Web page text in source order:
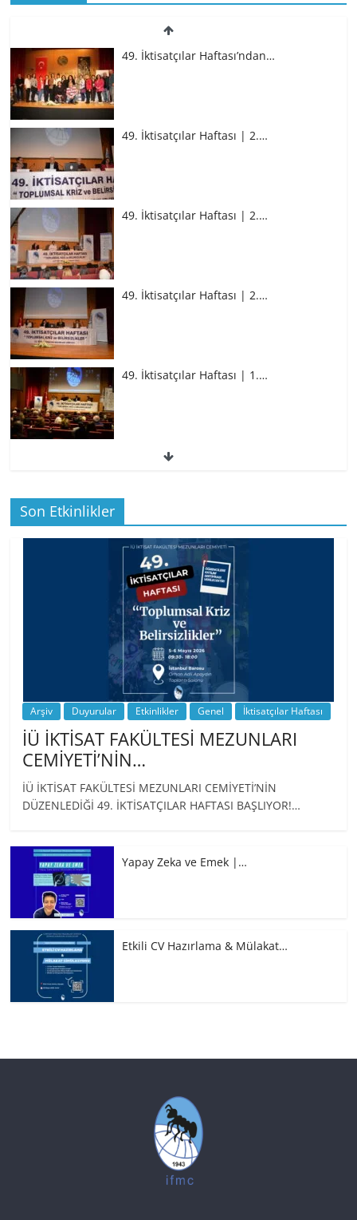
49. İktisatçılar Haftası’ndan…
49. İktisatçılar Haftası | 2.…
49. İktisatçılar Haftası | 2.…
49. İktisatçılar Haftası | 2.…
49. İktisatçılar Haftası | 1.…
49. İktisatçılar Haftası | 1.…
BİZ İKTİSATLILAR: İÇİMİZDEN BİRİ PROF.
…
Son Etkinlikler
Arşiv Duyurular Etkinlikler Genel İktisatçılar Haftası
İÜ İKTİSAT FAKÜLTESİ MEZUNLARI
CEMİYETİ’NİN…
İÜ İKTİSAT FAKÜLTESİ MEZUNLARI CEMİYETİ’NİN
DÜZENLEDİĞİ 49. İKTİSATÇILAR HAFTASI BAŞLIYOR!…
Yapay Zeka ve Emek |…
Etkili CV Hazırlama & Mülakat…